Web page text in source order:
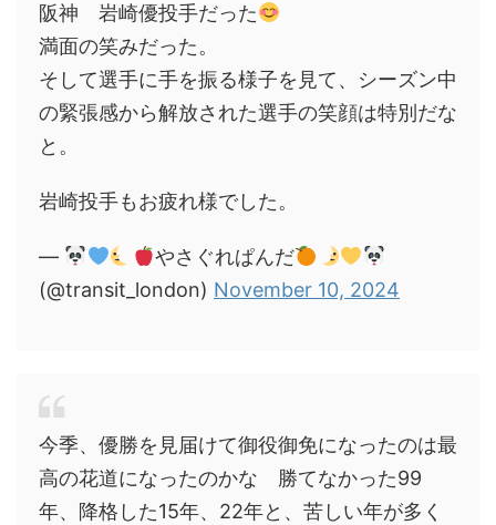
阪神 岩崎優投手だった
満面の笑みだった。
そして選手に手を振る様子を見て、シーズン中
の緊張感から解放された選手の笑顔は特別だな
と。
岩崎投手もお疲れ様でした。
—
やさぐれぱんだ
(@transit_london) November 10, 2024
今季、優勝を見届けて御役御免になったのは最
高の花道になったのかな 勝てなかった99
年、降格した15年、22年と、苦しい年が多く